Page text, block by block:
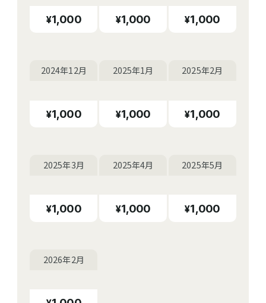
1,000 1,000 1,000
2024年12月
1,000
2025年1月
1,000
2025年2月
1,000
2025年3月
1,000
2025年4月
1,000
2025年5月
1,000
2026年2月